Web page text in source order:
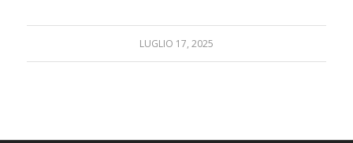
LUGLIO 17, 2025